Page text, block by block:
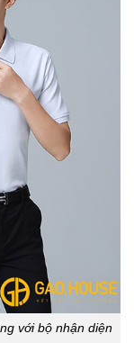
với bộ nhận diện